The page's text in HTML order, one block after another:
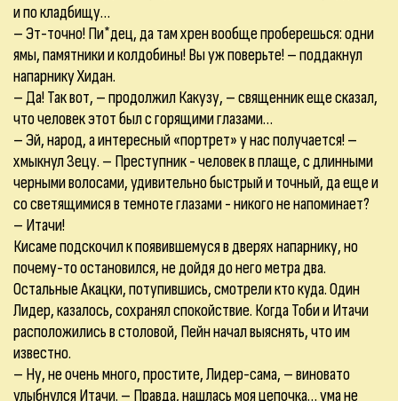
и по кладбищу…
– Эт-точно! Пи*дец, да там хрен вообще проберешься: одни
ямы, памятники и колдобины! Вы уж поверьте! – поддакнул
напарнику Хидан.
– Да! Так вот, – продолжил Какузу, – священник еще сказал,
что человек этот был с горящими глазами…
– Эй, народ, а интересный «портрет» у нас получается! –
хмыкнул Зецу. – Преступник - человек в плаще, с длинными
черными волосами, удивительно быстрый и точный, да еще и
со светящимися в темноте глазами - никого не напоминает?
– Итачи!
Кисаме подскочил к появившемуся в дверях напарнику, но
почему-то остановился, не дойдя до него метра два.
Остальные Акацки, потупившись, смотрели кто куда. Один
Лидер, казалось, сохранял спокойствие. Когда Тоби и Итачи
расположились в столовой, Пейн начал выяснять, что им
известно.
– Ну, не очень много, простите, Лидер-сама, – виновато
улыбнулся Итачи. – Правда, нашлась моя цепочка… ума не